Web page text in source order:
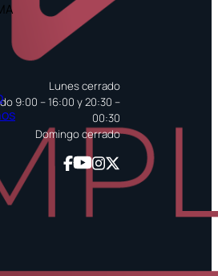
Lunes cerrado
9:00 – 16:00 y 20:30 –
00:30
Domingo cerrado